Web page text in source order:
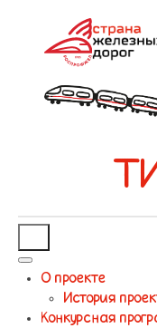
О проекте
История
Конкурсная